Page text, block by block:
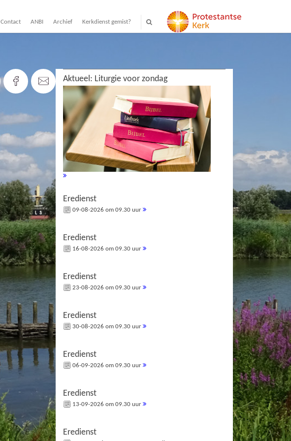
Contact ANBI Archief Kerkdienst gemist?
Aktueel: Liturgie voor zondag
Eredienst
09-08-2026 om 09.30 uur
Eredienst
16-08-2026 om 09.30 uur
Eredienst
23-08-2026 om 09.30 uur
Eredienst
30-08-2026 om 09.30 uur
Eredienst
06-09-2026 om 09.30 uur
Eredienst
13-09-2026 om 09.30 uur
Eredienst